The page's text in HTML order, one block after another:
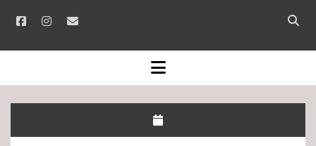
facebookinstagram
email
Open
bar
open
menu